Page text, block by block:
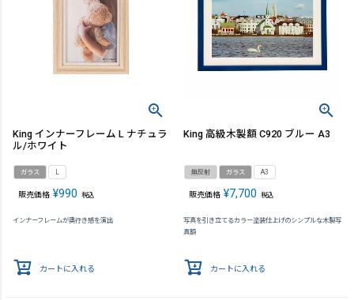
King インナーフレーム L ナチュラ
ル/ホワイト
ガラス L
販売価格 ¥990 税込
インナーフレームが奥行き感を演出
カートに入れる
King 高級木製額 C920 ブルー A3
無反射 ガラス A3
販売価格 ¥7,700 税込
写真を引き立てるカラー塗装仕上げのシンプルな木製写
真額
カートに入れる